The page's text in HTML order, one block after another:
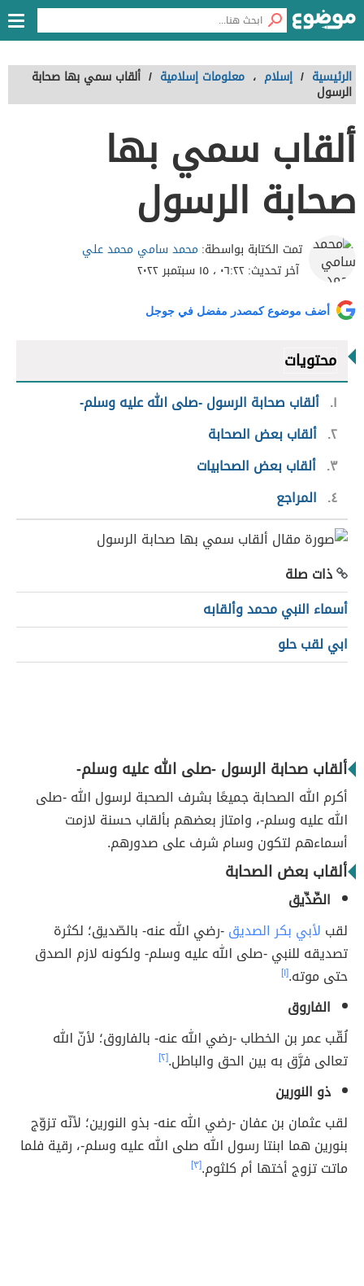
الرئيسية / إسلام ، معلومات إسلامية / ألقاب سمي بها صحابة
الرسول
ألقاب سمي بها
صحابة الرسول
تمت الكتابة بواسطة: محمد سامي محمد علي
آخر تحديث:٠٦:٢٢ ، ١٥ سبتمبر ٢٠٢٢
أضف موضوع كمصدر مفضل في جوجل
محتويات
١ ألقاب صحابة الرسول -صلى الله عليه وسلم-
٢ ألقاب بعض الصحابة
٣ ألقاب بعض الصحابيات
٤
المراجع
ذات صلة
أسماء النبي محمد وألقابه
ابي لقب حلو
ألقاب صحابة الرسول -صلى الله عليه وسلم-
أكرم الله الصحابة جميعًا بشرف الصحبة لرسول الله -صلى
الله عليه وسلم-، وامتاز بعضهم بألقاب حسنة لازمت
أسماءهم لتكون وسام شرف على صدورهم.
ألقاب بعض الصحابة
الصِّدِّيق
لقب لأبي بكر الصديق-رضي الله عنه- بالصّديق؛ لكثرة
تصديقه للنبي -صلى الله عليه وسلم- ولكونه لازم الصدق
حتى موته.[١]
الفاروق
لُقّب عمر بن الخطاب -رضي الله عنه- بالفاروق؛ لأنّ الله
تعالى فرَّق به بين الحق والباطل.[٢]
ذو النورين
لقب عثمان بن عفان -رضي الله عنه- بذو النورين؛ لأنّه تزوّج
بنورين هما ابنتا رسول الله صلى الله عليه وسلم-، رقية فلما
ماتت تزوج أختها أم كلثوم.[٣]